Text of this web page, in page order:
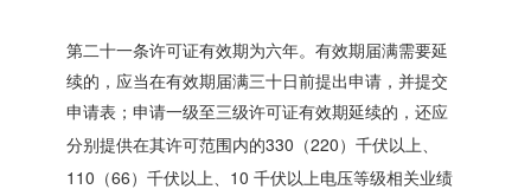
第二十一条许可证有效期为六年。有效期届满需要延
续的，应当在有效期届满三十日前提出申请，并提交
申请表；申请一级至三级许可证有效期延续的，还应
分别提供在其许可范围内的330 （220 ）千伏以上、
110 （66 ）千伏以上、 10千伏以上电压等级相关业绩